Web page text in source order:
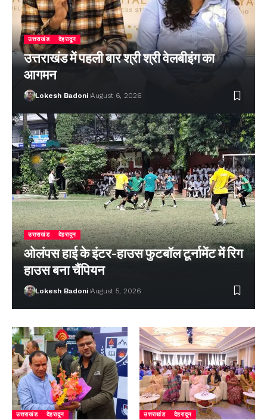
उत्तराखंड देहरादून
उत्तराखंड में पहली बार श्री श्री वेलबीइंग का
आगमन
Lokesh Badoni August 6, 2026
उत्तराखंड देहरादून
ओलंपस हाई के इंटर-हाउस फुटबॉल टूर्नामेंट में रिग
हाउस बना चैंपियन
Lokesh Badoni August 5, 2026
उत्तराखंड देहरादून उत्तराखंड देहरादून